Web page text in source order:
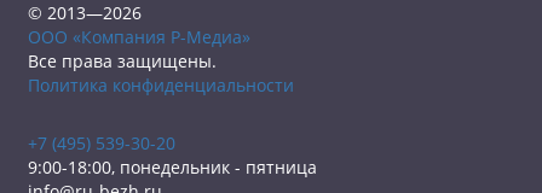
© 2013—2026
ООО «Компания Р-Медиа»
Все права защищены.
Политика конфиденциальности
+7 (495) 539-30-20
9:00-18:00, понедельник - пятница